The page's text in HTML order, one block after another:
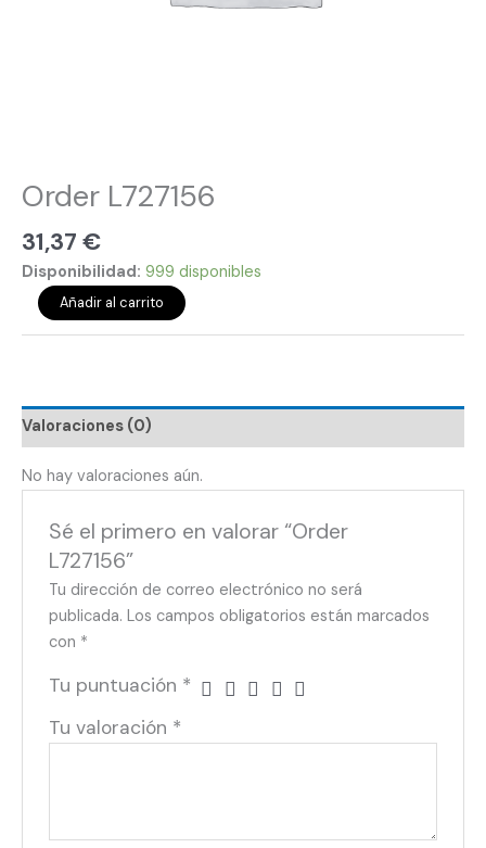
Order L727156
31,37 €
Disponibilidad: 999 disponibles
Añadir al carrito
Valoraciones (0)
No hay valoraciones aún.
Sé el primero en valorar “Order
L727156”
Tu dirección de correo electrónico no será
publicada. Los campos obligatorios están marcados
con *
Tu puntuación *
Tu valoración *